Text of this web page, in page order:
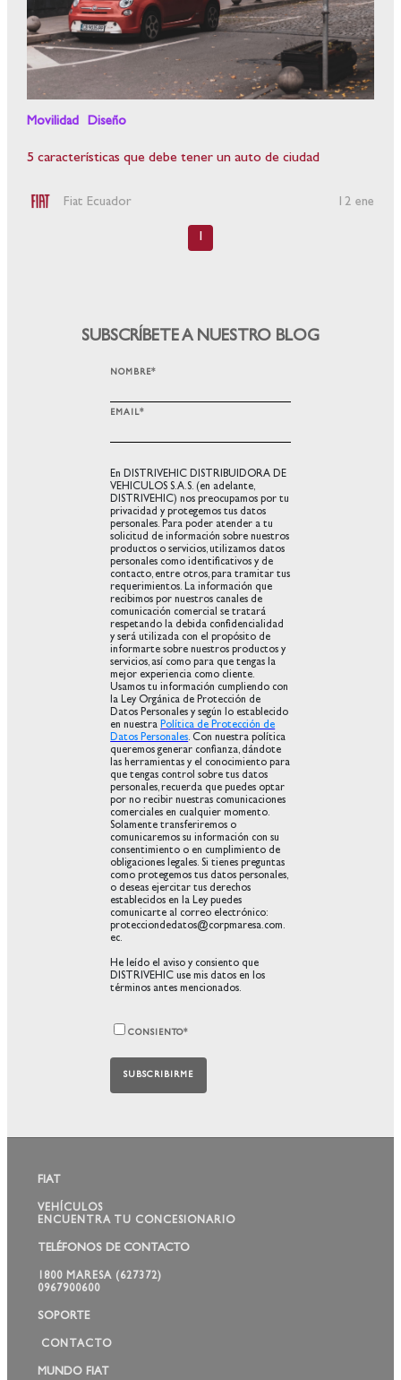
Movilidad Diseño
5 características que debe tener un auto de ciudad
Fiat Ecuador 12 ene
1
SUBSCRÍBETE A NUESTRO BLOG
NOMBRE*
EMAIL*
En DISTRIVEHIC DISTRIBUIDORA DE
VEHICULOS S.A.S. (en adelante,
DISTRIVEHIC) nos preocupamos por tu
privacidad y protegemos tus datos
personales. Para poder atender a tu
solicitud de información sobre nuestros
productos o servicios, utilizamos datos
personales como identificativos y de
contacto, entre otros, para tramitar tus
requerimientos. La información que
recibimos por nuestros canales de
comunicación comercial se tratará
respetando la debida confidencialidad
y será utilizada con el propósito de
informarte sobre nuestros productos y
servicios, así como para que tengas la
mejor experiencia como cliente.
Usamos tu información cumpliendo con
la Ley Orgánica de Protección de
Datos Personales y según lo establecido
en nuestraPolítica de Protección de
Datos Personales. Con nuestra política
queremos generar confianza, dándote
las herramientas y el conocimiento para
que tengas control sobre tus datos
personales, recuerda que puedes optar
por no recibir nuestras comunicaciones
comerciales en cualquier momento.
Solamente transferiremos o
comunicaremos su información con su
consentimiento o en cumplimiento de
obligaciones legales. Si tienes preguntas
como protegemos tus datos personales,
o deseas ejercitar tus derechos
establecidos en la Ley puedes
comunicarte al correo electrónico:
protecciondedatos@corpmaresa.com.
ec.
He leído el aviso y consiento que
DISTRIVEHIC use mis datos en los
términos antes mencionados.
CONSIENTO*
FIAT
VEHÍCULOS
ENCUENTRA TU CONCESIONARIO
TELÉFONOS DE CONTACTO
1800 MARESA (627372)
0967900600
SOPORTE
CONTACTO
MUNDO FIAT